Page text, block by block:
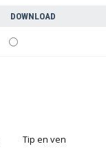
DOWNLOAD
Tip en ven